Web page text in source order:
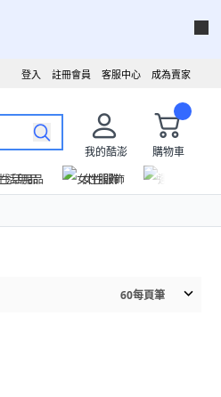
成為賣家
客服中心
註冊會員
登入
我的酷澎
購物車
生活用品 女性服飾
60每頁筆